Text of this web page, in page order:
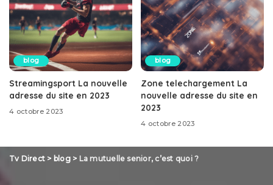
blog
Streamingsport La nouvelle
adresse du site en 2023
4 octobre 2023
blog
Zone telechargement La
nouvelle adresse du site en
2023
4 octobre 2023
Tv Direct > blog> La mutuelle senior, c’est quoi ?